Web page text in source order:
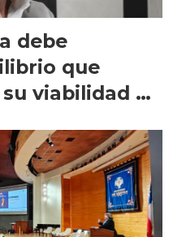
debe
que
viabilidad de